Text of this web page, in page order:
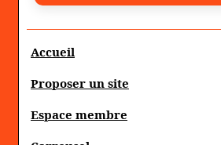
Accueil
Proposer un site
Espace membre